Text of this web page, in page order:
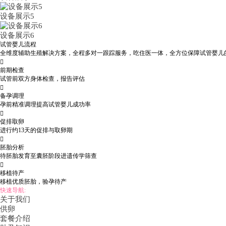
设备展示5
设备展示6
试管婴儿流程
全维度辅助生殖解决方案，全程多对一跟踪服务，吃住医一体，全方位保障试管婴儿

前期检查
试管前双方身体检查，报告评估

备孕调理
孕前精准调理提高试管婴儿成功率

促排取卵
进行约13天的促排与取卵期

胚胎分析
待胚胎发育至囊胚阶段进遗传学筛查

移植待产
移植优质胚胎，验孕待产
快速导航:
关于我们
供卵
套餐介绍